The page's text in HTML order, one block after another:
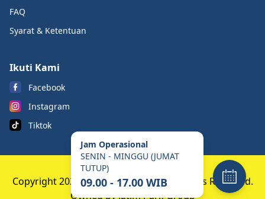
FAQ
Syarat & Ketentuan
Ikuti Kami
Facebook
Instagram
Tiktok
Copyright 2023 Banyuwangi Park. All Rights Reserved.
Owned by Jatim Park Group
Jam Operasional
SENIN - MINGGU (JUMAT
TUTUP)
09.00 - 17.00 WIB